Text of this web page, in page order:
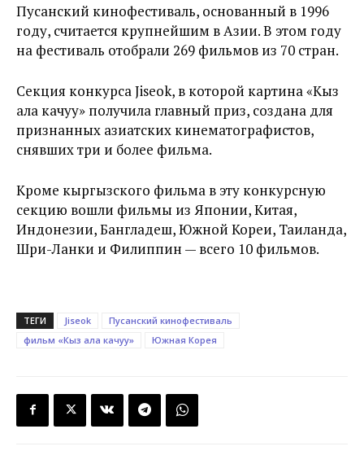
Пусанский кинофестиваль, основанный в 1996
году, считается крупнейшим в Азии. В этом году
на фестиваль отобрали 269 фильмов из 70 стран.
Секция конкурса Jiseok, в которой картина «Кыз
ала качуу» получила главный приз, создана для
признанных азиатских кинематографистов,
снявших три и более фильма.
Кроме кыргызского фильма в эту конкурсную
секцию вошли фильмы из Японии, Китая,
Индонезии, Бангладеш, Южной Кореи, Таиланда,
Шри-Ланки и Филиппин — всего 10 фильмов.
ТЕГИ Jiseok
Пусанский кинофестиваль
фильм «Кыз ала качуу»
Южная Корея